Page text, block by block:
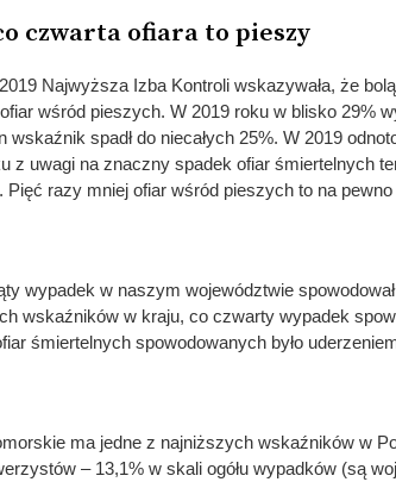
czwarta ofiara to pieszy
Najwyższa Izba Kontroli wskazywała, że
wśród pieszych. W 2019 roku w blisko 29%
wskaźnik spadł do niecałych 25%. W 2019
z uwagi na znaczny spadek ofiar śmiertelnych
Pięć razy mniej ofiar wśród pieszych to na
wypadek w naszym województwie
wskaźników w kraju, co czwarty wypadek
śmiertelnych spowodowanych było
ma jedne z najniższych wskaźników w
– 13,1% w skali ogółu wypadków (są